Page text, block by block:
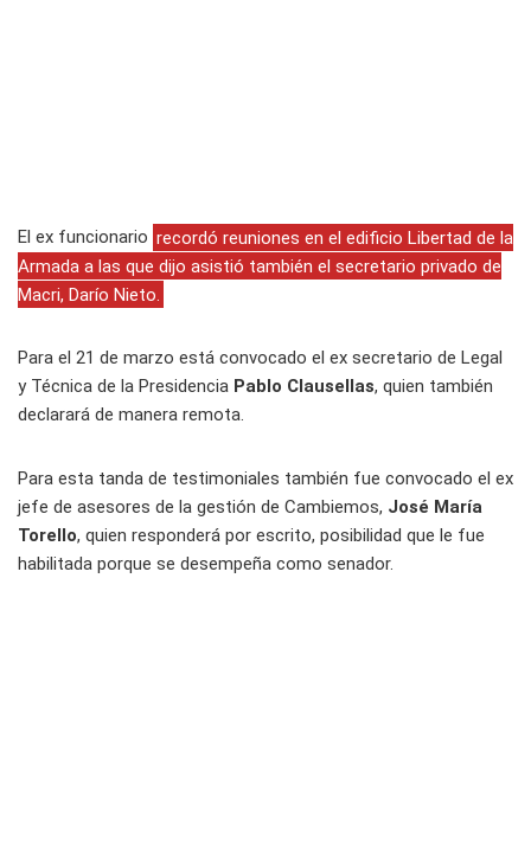
El ex funcionario recordó reuniones en el edificio Libertad de la
Armada a las que dijo asistió también el secretario privado de
Macri, Darío Nieto.
Para el 21 de marzo está convocado el ex secretario de Legal
y Técnica de la Presidencia Pablo Clausellas, quien también
declarará de manera remota.
Para esta tanda de testimoniales también fue convocado el ex
jefe de asesores de la gestión de Cambiemos, José María
Torello, quien responderá por escrito, posibilidad que le fue
habilitada porque se desempeña como senador.